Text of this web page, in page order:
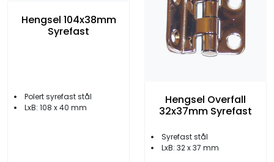
Hengsel 104x38mm
Syrefast
Polert syrefast stål
LxB: 108 x 40 mm
Hengsel Overfall
32x37mm Syrefast
Syrefast stål
LxB: 32 x 37 mm